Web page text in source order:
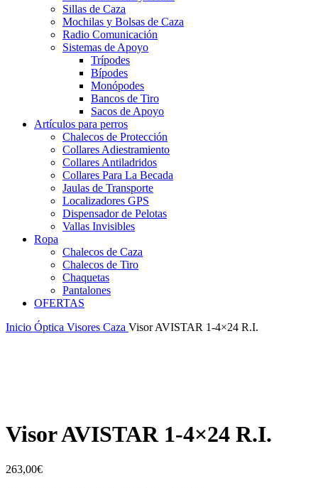
Sillas de Caza
Mochilas y Bolsas de Caza
Radio Comunicación
Sistemas de Apoyo
Trípodes
Bípodes
Monópodes
Bancos de Tiro
Sacos de Apoyo
Artículos para perros
Chalecos de Protección
Collares Adiestramiento
Collares Antiladridos
Collares Para La Becada
Jaulas de Transporte
Localizadores GPS
Dispensador de Pelotas
Vallas Invisibles
Ropa
Chalecos de Caza
Chalecos de Tiro
Chaquetas
Pantalones
OFERTAS
Inicio Óptica Visores Caza Visor AVISTAR 1-4×24 R.I.
Visor AVISTAR 1-4×24 R.I.
263,00€